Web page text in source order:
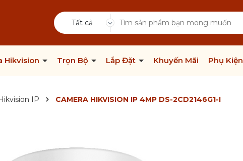
Tất cả
Hikvision Trọn Bộ Lắp Đặt Khuyến Mãi Phụ Kiện
IP CAMERA HIKVISION IP 4MP DS-2CD2146G1-I